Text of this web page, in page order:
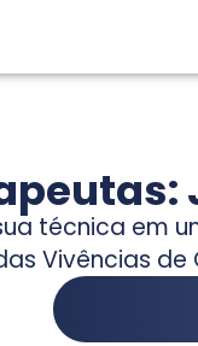
técnica em
Vivências